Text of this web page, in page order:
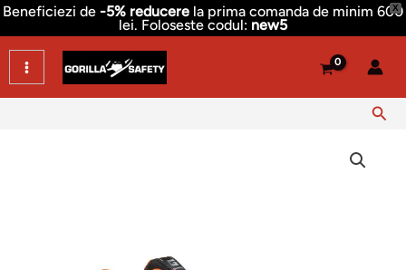
X
Beneficiezi de -5% reducere la prima comanda de minim 600
lei. Foloseste codul: new5
Skip
to
content